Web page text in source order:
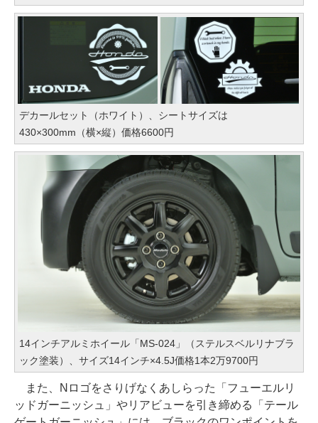
デカールセット（ホワイト）、シートサイズは
430×300mm（横×縦）価格6600円
14インチアルミホイール「MS-024」（ステルスベルリナブラ
ック塗装）、サイズ14インチ×4.5J価格1本2万9700円
また、Nロゴをさりげなくあしらった「フューエルリ
ッドガーニッシュ」やリアビューを引き締める「テール